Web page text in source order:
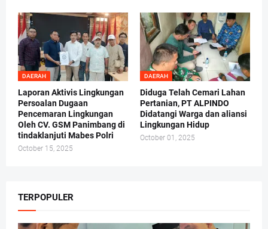
DAERAH
Laporan Aktivis Lingkungan
Persoalan Dugaan
Pencemaran Lingkungan
Oleh CV. GSM Panimbang di
tindaklanjuti Mabes Polri
October 15, 2025
DAERAH
Diduga Telah Cemari Lahan
Pertanian, PT ALPINDO
Didatangi Warga dan aliansi
Lingkungan Hidup
October 01, 2025
TERPOPULER